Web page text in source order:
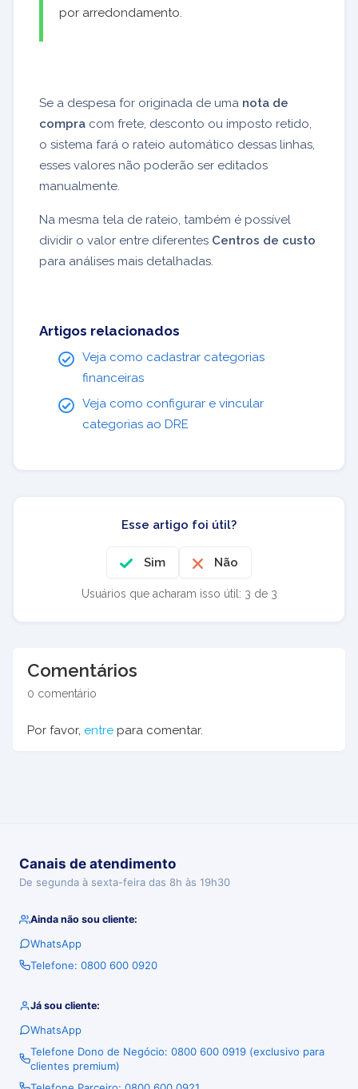
por arredondamento.
Se a despesa for originada de uma nota de
compra com frete, desconto ou imposto retido,
o sistema fará o rateio automático dessas linhas,
esses valores não poderão ser editados
manualmente.
Na mesma tela de rateio, também é possível
dividir o valor entre diferentes Centros de custo
para análises mais detalhadas.
Artigos relacionados
Veja como cadastrar categorias
financeiras
Veja como configurar e vincular
categorias ao DRE
Esse artigo foi útil?
Sim Não
Usuários que acharam isso útil: 3 de 3
Comentários
0 comentário
Por favor, entre para comentar.
Canais de atendimento
De segunda à sexta-feira das 8h às 19h30
Ainda não sou cliente:
WhatsApp
Telefone: 0800 600 0920
Já sou cliente:
WhatsApp
Telefone Dono de Negócio: 0800 600 0919 (exclusivo para
clientes premium)